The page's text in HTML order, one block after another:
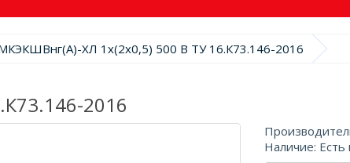
ХЛ 1х(2х0,5) 500 В ТУ 16.К73.146-2016
2016
Наличие: Есть